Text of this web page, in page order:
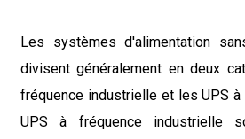
Les systèmes d'alimentation
divisent généralement en deux
fréquence industrielle et les UPS à
UPS à fréquence industrielle